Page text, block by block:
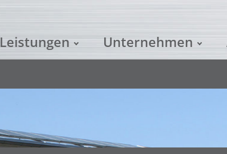
Leistungen Unternehmen